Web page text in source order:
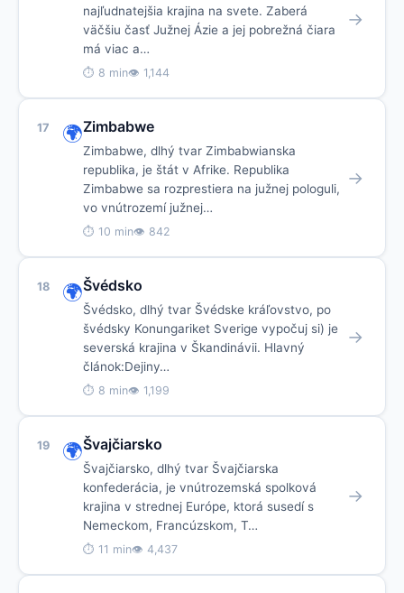
najľudnatejšia krajina na svete. Zaberá
väčšiu časť Južnej Ázie a jej pobrežná čiara
má viac a…
⏱ 8 min👁 1,144
→
17 🌍Zimbabwe
Zimbabwe, dlhý tvar Zimbabwianska
republika, je štát v Afrike. Republika
Zimbabwe sa rozprestiera na južnej pologuli,
vo vnútrozemí južnej…
⏱ 10 min👁 842
→
18 🌍Švédsko
Švédsko, dlhý tvar Švédske kráľovstvo, po
švédsky Konungariket Sverige vypočuj si) je
severská krajina v Škandinávii. Hlavný
článok:Dejiny…
⏱ 8 min👁 1,199
→
19 🌍Švajčiarsko
Švajčiarsko, dlhý tvar Švajčiarska
konfederácia, je vnútrozemská spolková
krajina v strednej Európe, ktorá susedí s
Nemeckom, Francúzskom, T…
⏱ 11 min👁 4,437
→